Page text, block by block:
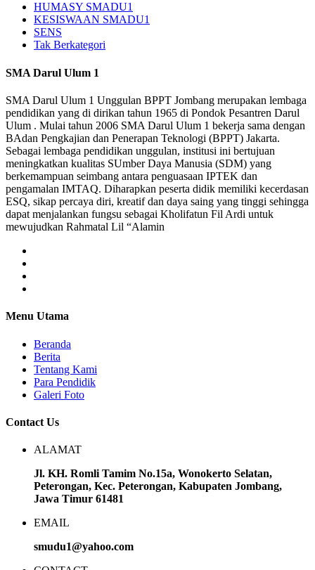
HUMASY SMADU1
KESISWAAN SMADU1
SENS
Tak Berkategori
SMA Darul Ulum 1
SMA Darul Ulum 1 Unggulan BPPT Jombang merupakan lembaga
pendidikan yang di dirikan tahun 1965 di Pondok Pesantren Darul
Ulum . Mulai tahun 2006 SMA Darul Ulum 1 bekerja sama dengan
BAdan Pengkajian dan Penerapan Teknologi (BPPT) Jakarta.
Sebagai lembaga pendidikan unggulan, institusi ini bertujuan
meningkatkan kualitas SUmber Daya Manusia (SDM) yang
berkemampuan seimbang antara penguasaan IPTEK dan
pengamalan IMTAQ. Diharapkan peserta didik memiliki kecerdasan
ESQ, sikap percaya diri, kreatif dan daya saing yang tinggi sehingga
dapat menjalankan fungsu sebagai Kholifatun Fil Ardi untuk
mewujudkan Rahmatal Lil “Alamin
Menu Utama
Beranda
Berita
Tentang Kami
Para Pendidik
Galeri Foto
Contact Us
ALAMAT
Jl. KH. Romli Tamim No.15a, Wonokerto Selatan,
Peterongan, Kec. Peterongan, Kabupaten Jombang,
Jawa Timur 61481
EMAIL
smudu1@yahoo.com